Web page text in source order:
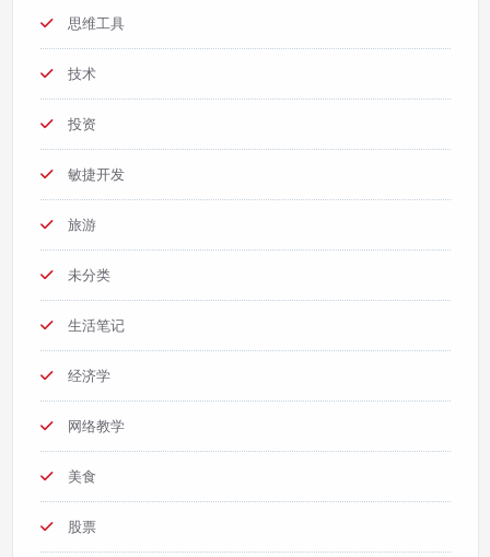
思维工具
技术
投资
敏捷开发
旅游
未分类
生活笔记
经济学
网络教学
美食
股票